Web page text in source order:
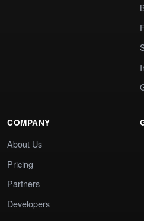
COMPANY
About Us
Pricing
Partners
Developers